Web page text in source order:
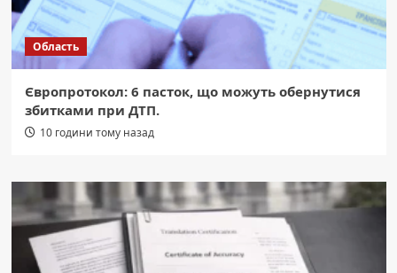
Область
Європротокол: 6 пасток, що можуть обернутися
збитками при ДТП.
10 години тому назад